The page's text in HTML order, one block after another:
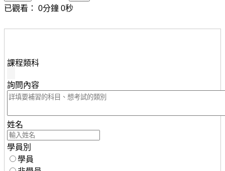
已觀看： 0分鐘 0秒
課程類科
詢問內容
姓名
學員別
學員